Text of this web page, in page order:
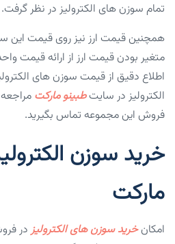
تمام سوزن های الکترولیز در نظر گرفت.
همچنین قیمت ارز نیز روی قیمت این
متغیر بودن قیمت ارز از ارائه قیمت
اطلاع دقیق از قیمت سوزن های
الکترولیز در سایتطبینو مارکت
فروش این مجموعه تماس بگیرید.
خرید سوزن
مارکت
امکانخرید سوزن های الکترولیزدر